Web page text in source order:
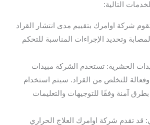
التالية:
شركة اوامرك بتقييم مدى انتشار القراد
وتحديد الإجراءات المناسبة للتحكم
الحشرية: تستخدم الشركة مبيدات
للتخلص من القراد. سيتم استخدام
آمنة وفقًا للتوجيهات والتعليمات
قد تقدم شركة اوامرك العلاج الحراري